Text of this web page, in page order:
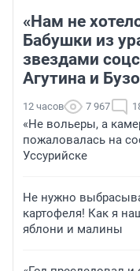
«Нам не
Бабушки из
звездами
Агутина и
12 часов 7 967
«Не вольеры, а
пожаловалась на
Уссурийске
Не нужно
картофеля! Как я
яблони и малины